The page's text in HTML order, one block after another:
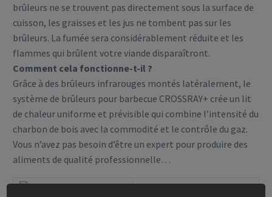
brûleurs ne se trouvent pas directement sous la surface de
cuisson, les graisses et les jus ne tombent pas sur les
brûleurs. La fumée sera considérablement réduite et les
flammes qui brûlent votre viande disparaîtront.
Comment cela fonctionne-t-il ?
Grâce à des brûleurs infrarouges montés latéralement, le
système de brûleurs pour barbecue CROSSRAY+ crée un lit
de chaleur uniforme et prévisible qui combine l’intensité du
charbon de bois avec la commodité et le contrôle du gaz.
Vous n’avez pas besoin d’être un expert pour produire des
aliments de qualité professionnelle…